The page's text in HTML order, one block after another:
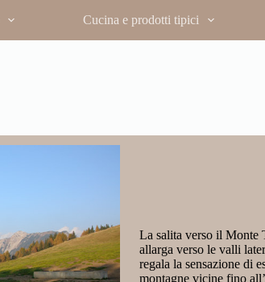
Cucina e prodotti tipici